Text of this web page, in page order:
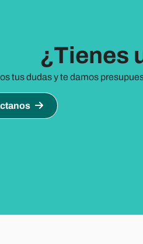
¿Tienes
tus dudas y te damos